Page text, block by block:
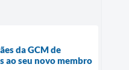
da GCM de
ao seu novo membro